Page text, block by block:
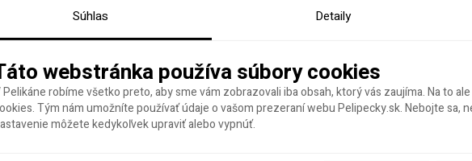
Súhlas Detaily
webstránka používa súbory cookies
Pelikáne robíme všetko preto, aby sme vám zobrazovali iba obsah, ktorý vás zaujíma. Na to
Tým nám umožníte používať údaje o vašom prezeraní webu Pelipecky.sk. Nebojte sa,
môžete kedykoľvek upraviť alebo vypnúť.